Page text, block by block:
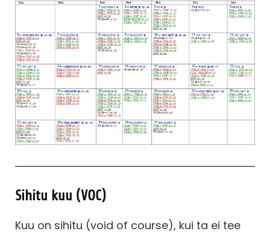
Sihitu kuu (VOC)
Kuu on sihitu (void of course), kui ta ei tee